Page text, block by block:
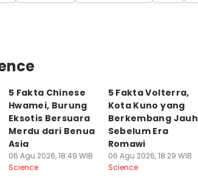
5 Fakta Chinese
Hwamei, Burung
Eksotis Bersuara
Merdu dari Benua
Asia
06 Agu 2026, 18:49 WIB
Science
5 Fakta Volterra,
Kota Kuno yang
Berkembang Jauh
Sebelum Era
Romawi
06 Agu 2026, 18:29 WIB
Science